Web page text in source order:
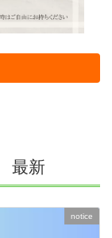
最新
notice